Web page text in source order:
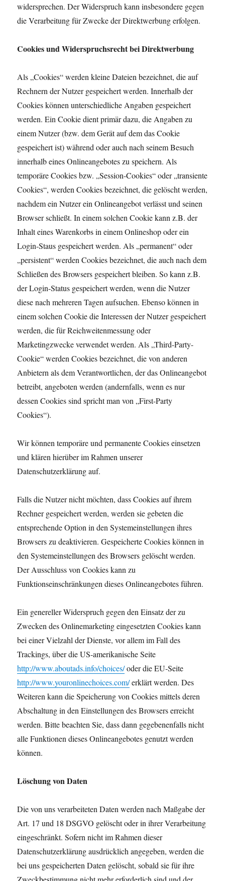
widersprechen. Der Widerspruch kann insbesondere gegen
die Verarbeitung für Zwecke der Direktwerbung erfolgen.
Cookies und Widerspruchsrecht bei Direktwerbung
Als „Cookies“ werden kleine Dateien bezeichnet, die auf
Rechnern der Nutzer gespeichert werden. Innerhalb der
Cookies können unterschiedliche Angaben gespeichert
werden. Ein Cookie dient primär dazu, die Angaben zu
einem Nutzer (bzw. dem Gerät auf dem das Cookie
gespeichert ist) während oder auch nach seinem Besuch
innerhalb eines Onlineangebotes zu speichern. Als
temporäre Cookies bzw. „Session-Cookies“ oder „transiente
Cookies“, werden Cookies bezeichnet, die gelöscht werden,
nachdem ein Nutzer ein Onlineangebot verlässt und seinen
Browser schließt. In einem solchen Cookie kann z.B. der
Inhalt eines Warenkorbs in einem Onlineshop oder ein
Login-Staus gespeichert werden. Als „permanent“ oder
„persistent“ werden Cookies bezeichnet, die auch nach dem
Schließen des Browsers gespeichert bleiben. So kann z.B.
der Login-Status gespeichert werden, wenn die Nutzer
diese nach mehreren Tagen aufsuchen. Ebenso können in
einem solchen Cookie die Interessen der Nutzer gespeichert
werden, die für Reichweitenmessung oder
Marketingzwecke verwendet werden. Als „Third-Party-
Cookie“ werden Cookies bezeichnet, die von anderen
Anbietern als dem Verantwortlichen, der das Onlineangebot
betreibt, angeboten werden (andernfalls, wenn es nur
dessen Cookies sind spricht man von „First-Party
Cookies“).
Wir können temporäre und permanente Cookies einsetzen
und klären hierüber im Rahmen unserer
Datenschutzerklärung auf.
Falls die Nutzer nicht möchten, dass Cookies auf ihrem
Rechner gespeichert werden, werden sie gebeten die
entsprechende Option in den Systemeinstellungen ihres
Browsers zu deaktivieren. Gespeicherte Cookies können in
den Systemeinstellungen des Browsers gelöscht werden.
Der Ausschluss von Cookies kann zu
Funktionseinschränkungen dieses Onlineangebotes führen.
Ein genereller Widerspruch gegen den Einsatz der zu
Zwecken des Onlinemarketing eingesetzten Cookies kann
bei einer Vielzahl der Dienste, vor allem im Fall des
Trackings, über die US-amerikanische Seite
http://www.aboutads.info/choices/oder die EU-Seite
http://www.youronlinechoices.com/erklärt werden. Des
Weiteren kann die Speicherung von Cookies mittels deren
Abschaltung in den Einstellungen des Browsers erreicht
werden. Bitte beachten Sie, dass dann gegebenenfalls nicht
alle Funktionen dieses Onlineangebotes genutzt werden
können.
Löschung von Daten
Die von uns verarbeiteten Daten werden nach Maßgabe der
Art. 17 und 18 DSGVO gelöscht oder in ihrer Verarbeitung
eingeschränkt. Sofern nicht im Rahmen dieser
Datenschutzerklärung ausdrücklich angegeben, werden die
bei uns gespeicherten Daten gelöscht, sobald sie für ihre